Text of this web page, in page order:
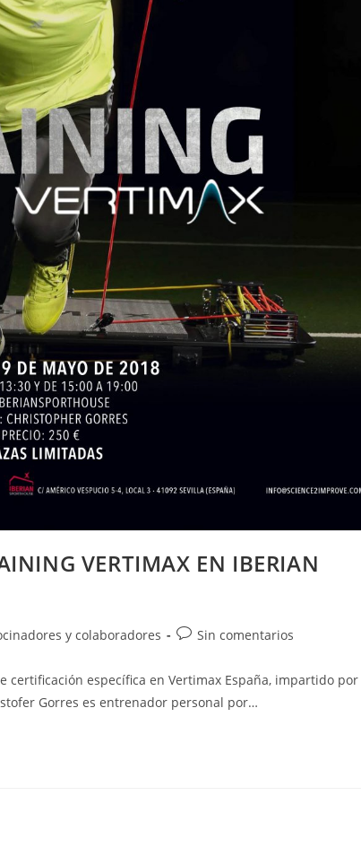
VERTIMAX EN IBERIAN
y colaboradores Sin comentarios
certificación específica en Vertimax España, impartido por
Gorres es entrenador personal por…